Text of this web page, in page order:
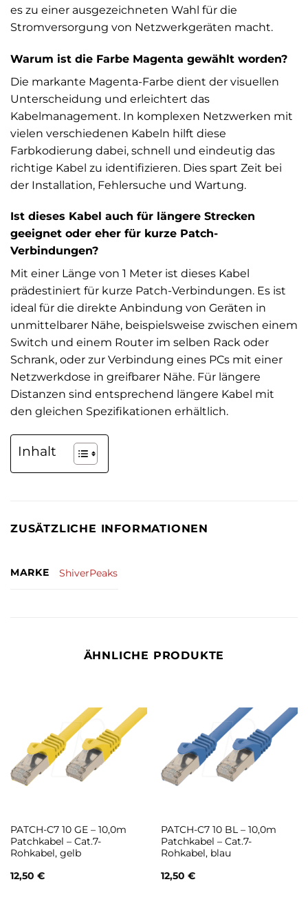
es zu einer ausgezeichneten Wahl für die
Stromversorgung von Netzwerkgeräten macht.
Warum ist die Farbe Magenta gewählt worden?
Die markante Magenta-Farbe dient der visuellen
Unterscheidung und erleichtert das
Kabelmanagement. In komplexen Netzwerken mit
vielen verschiedenen Kabeln hilft diese
Farbkodierung dabei, schnell und eindeutig das
richtige Kabel zu identifizieren. Dies spart Zeit bei
der Installation, Fehlersuche und Wartung.
Ist dieses Kabel auch für längere Strecken
geeignet oder eher für kurze Patch-
Verbindungen?
Mit einer Länge von 1 Meter ist dieses Kabel
prädestiniert für kurze Patch-Verbindungen. Es ist
ideal für die direkte Anbindung von Geräten in
unmittelbarer Nähe, beispielsweise zwischen einem
Switch und einem Router im selben Rack oder
Schrank, oder zur Verbindung eines PCs mit einer
Netzwerkdose in greifbarer Nähe. Für längere
Distanzen sind entsprechend längere Kabel mit
den gleichen Spezifikationen erhältlich.
Inhalt
ZUSÄTZLICHE INFORMATIONEN
MARKE ShiverPeaks
ÄHNLICHE PRODUKTE
PATCH-C7 10 GE – 10,0m
Patchkabel – Cat.7-
Rohkabel, gelb
12,50 €
PATCH-C7 10 BL – 10,0m
Patchkabel – Cat.7-
Rohkabel, blau
12,50 €